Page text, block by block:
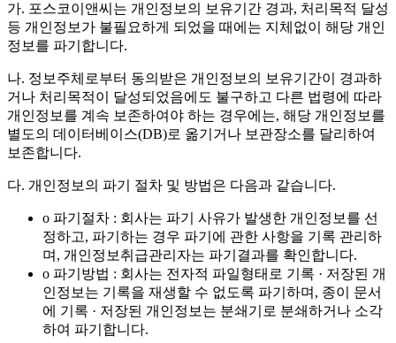
가. 포스코이앤씨는 개인정보의 보유기간 경과, 처리목적 달성
등 개인정보가 불필요하게 되었을 때에는 지체없이 해당 개인
정보를 파기합니다.
나. 정보주체로부터 동의받은 개인정보의 보유기간이 경과하
거나 처리목적이 달성되었음에도 불구하고 다른 법령에 따라
개인정보를 계속 보존하여야 하는 경우에는, 해당 개인정보를
별도의 데이터베이스(DB)로 옮기거나 보관장소를 달리하여
보존합니다.
다. 개인정보의 파기 절차 및 방법은 다음과 같습니다.
o 파기절차 : 회사는 파기 사유가 발생한 개인정보를 선
정하고, 파기하는 경우 파기에 관한 사항을 기록 관리하
며, 개인정보취급관리자는 파기결과를 확인합니다.
o 파기방법 : 회사는 전자적 파일형태로 기록 · 저장된 개
인정보는 기록을 재생할 수 없도록 파기하며, 종이 문서
에 기록 · 저장된 개인정보는 분쇄기로 분쇄하거나 소각
하여 파기합니다.